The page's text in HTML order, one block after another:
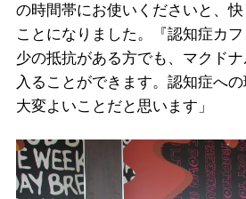
の時間帯にお使いくださいと、
ことになりました。『認知症カ
少の抵抗がある方でも、マクド
入ることができます。認知症への
大変よいことだと思います」